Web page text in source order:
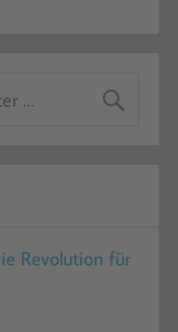
Revolution für